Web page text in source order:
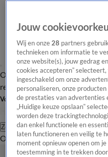
Overzicht Laatste nieuws
redactie
Volg Hart van Nederland
Zoeken
OverzichtRegioUitzendingen
Jouw
Wij en onze28 partners
technieken om informatie te
onze website(s), jouw gedrag
cookies accepteren”
ingeschakeld om onze
personaliseren, onze
de prestaties van advertenties
„Huidige keuze opslaan”
worden deze
dan enkel functionele en
laten functioneren en veilig te
moment opnieuw openen om
toestemming in te trekken